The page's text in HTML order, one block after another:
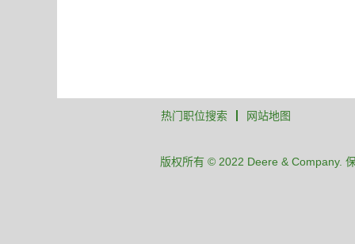
热门职位搜索 网站地图
版权所有 © 2022 Deere & Company. 保